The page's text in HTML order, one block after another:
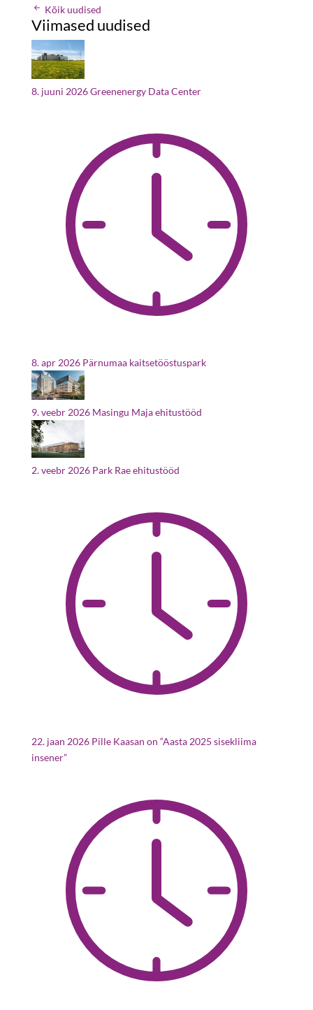
Kõik uudised
Viimased uudised
8. juuni 2026Greenenergy Data Center
8. apr 2026 Pärnumaa kaitsetööstuspark
9. veebr 2026 Masingu Maja ehitustööd
2. veebr 2026 Park Rae ehitustööd
22. jaan 2026 Pille Kaasan on “Aasta 2025 sisekliima
insener”